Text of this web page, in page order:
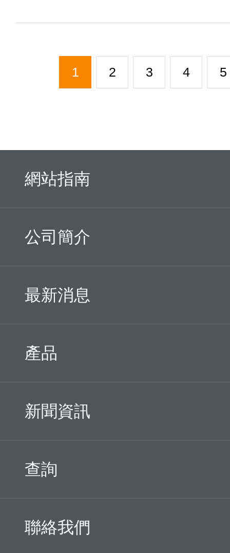
1 2 3 4 5
網站指南
公司簡介
最新消息
產品
新聞資訊
查詢
聯絡我們